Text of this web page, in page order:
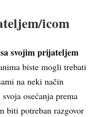
icom
svojim prijateljem
biste mogli trebati
na neki način
osećanja prema
biti potreban razgovor